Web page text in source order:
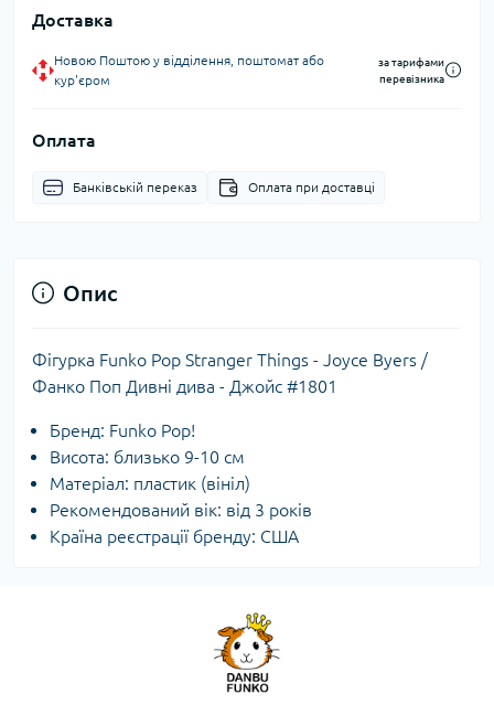
Доставка
Новою Поштою у відділення, поштомат або
кур'єром
за тарифами
перевізника
Оплата
Банківській переказ Оплата при доставці
Опис
Фігурка Funko Pop Stranger Things - Joyce Byers /
Фанко Поп Дивні дива - Джойс #1801
Бренд: Funko Pop!
Висота: близько 9-10 см
Матеріал: пластик (вініл)
Рекомендований вік: від 3 років
Країна реєстрації бренду: США